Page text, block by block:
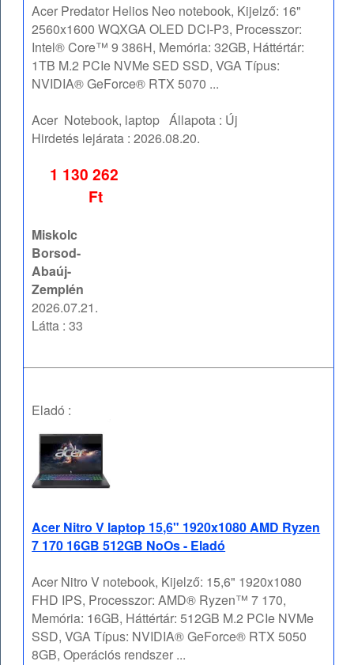
Acer Predator Helios Neo notebook, Kijelző: 16"
2560x1600 WQXGA OLED DCI-P3, Processzor:
Intel® Core™ 9 386H, Memória: 32GB, Háttértár:
1TB M.2 PCIe NVMe SED SSD, VGA Típus:
NVIDIA® GeForce® RTX 5070 ...
Acer Notebook, laptop Állapota : Új
Hirdetés lejárata :2026.08.20.
1 130 262
Ft
Miskolc
Borsod-
Abaúj-
Zemplén
2026.07.21.
Látta : 33
Eladó :
Acer Nitro V laptop 15,6" 1920x1080 AMD Ryzen
7 170 16GB 512GB NoOs - Eladó
Acer Nitro V notebook, Kijelző: 15,6" 1920x1080
FHD IPS, Processzor: AMD® Ryzen™ 7 170,
Memória: 16GB, Háttértár: 512GB M.2 PCIe NVMe
SSD, VGA Típus: NVIDIA® GeForce® RTX 5050
8GB, Operációs rendszer ...